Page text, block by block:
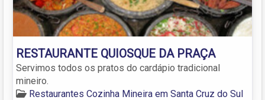
RESTAURANTE QUIOSQUE DA PRAÇA
Servimos todos os pratos do cardápio tradicional
mineiro.
Restaurantes Cozinha Mineira em Santa Cruz do Sul